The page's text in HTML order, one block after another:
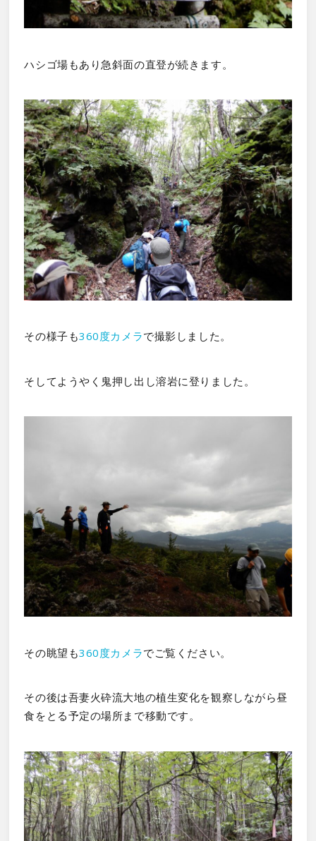
ハシゴ場もあり急斜面の直登が続きます。
その様子も360度カメラで撮影しました。
そしてようやく鬼押し出し溶岩に登りました。
その眺望も360度カメラでご覧ください。
その後は吾妻火砕流大地の植生変化を観察しながら昼
食をとる予定の場所まで移動です。